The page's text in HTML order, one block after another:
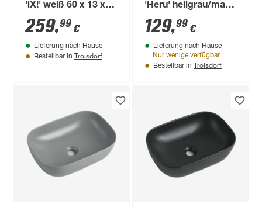
'iX!' weiß 60 x 13 x
35 cm
259,99 €
Lieferung nach Hause
Bestellbar in Troisdorf
'Heru' hellgrau/matt
44 x 44 x 16,3 cm
129,99 €
Lieferung nach Hause
Nur wenige verfügbar
Bestellbar in Troisdorf